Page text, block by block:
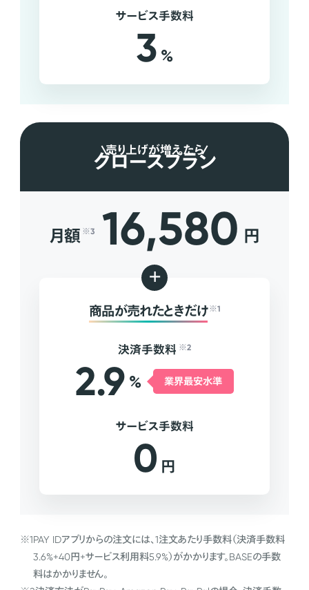
サービス手数料
3 %
売り上げが増えたら
グロースプラン
月額 ※3 16,580 円
+
商品が売れたときだけ ※1
決済手数料 ※2
2.9 % 業界最安水準
サービス手数料
0 円
※1PAY IDアプリからの注文には、1注文あたり手数料（決済手数料
3.6%+40円+サービス利用料5.9%）がかかります。BASEの手数
料はかかりません。